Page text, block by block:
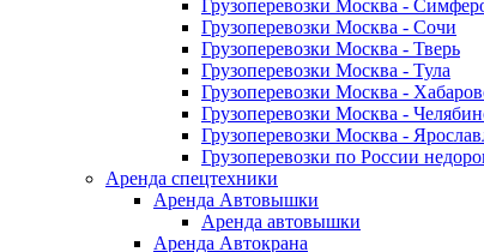
Грузоперевозки Москва -
Грузоперевозки Москва - Сочи
Грузоперевозки Москва - Тверь
Грузоперевозки Москва - Тула
Грузоперевозки Москва -
Грузоперевозки Москва -
Грузоперевозки Москва -
Грузоперевозки по России
Аренда спецтехники
Аренда Автовышки
Аренда автовышки
Аренда Автокрана